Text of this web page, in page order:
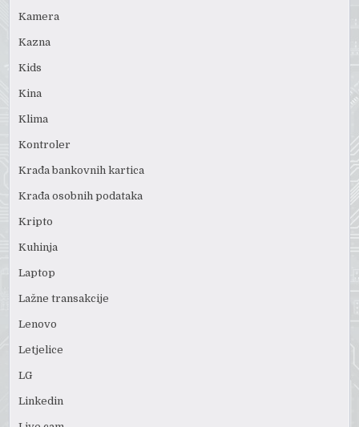
Kamera
Kazna
Kids
Kina
Klima
Kontroler
Krađa bankovnih kartica
Krađa osobnih podataka
Kripto
Kuhinja
Laptop
Lažne transakcije
Lenovo
Letjelice
LG
Linkedin